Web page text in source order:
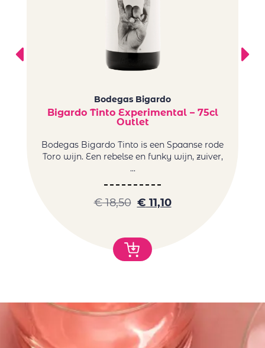
Bodegas Bigardo
Bigardo Tinto Experimental – 75cl
Outlet
Bodegas Bigardo Tinto is een Spaanse rode
Toro wijn. Een rebelse en funky wijn, zuiver,
...
€18,50 € 11,10